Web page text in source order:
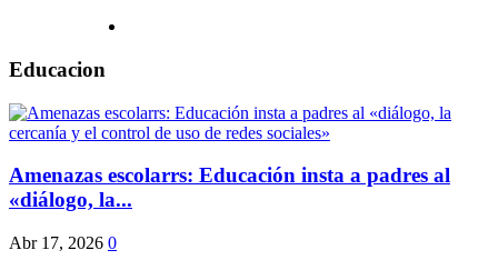
Educacion
Amenazas escolarrs: Educación insta a padres al
«diálogo, la...
Abr 17, 2026 0